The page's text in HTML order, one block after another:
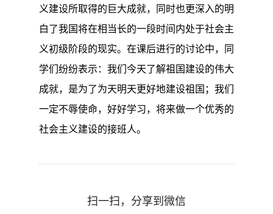
义建设所取得的巨大成就，同时也更深入的明
白了我国将在相当长的一段时间内处于社会主
义初级阶段的现实。在课后进行的讨论中，同
学们纷纷表示：我们今天了解祖国建设的伟大
成就，是为了为天明天更好地建设祖国；我们
一定不辱使命，好好学习，将来做一个优秀的
社会主义建设的接班人。
扫一扫，分享到微信